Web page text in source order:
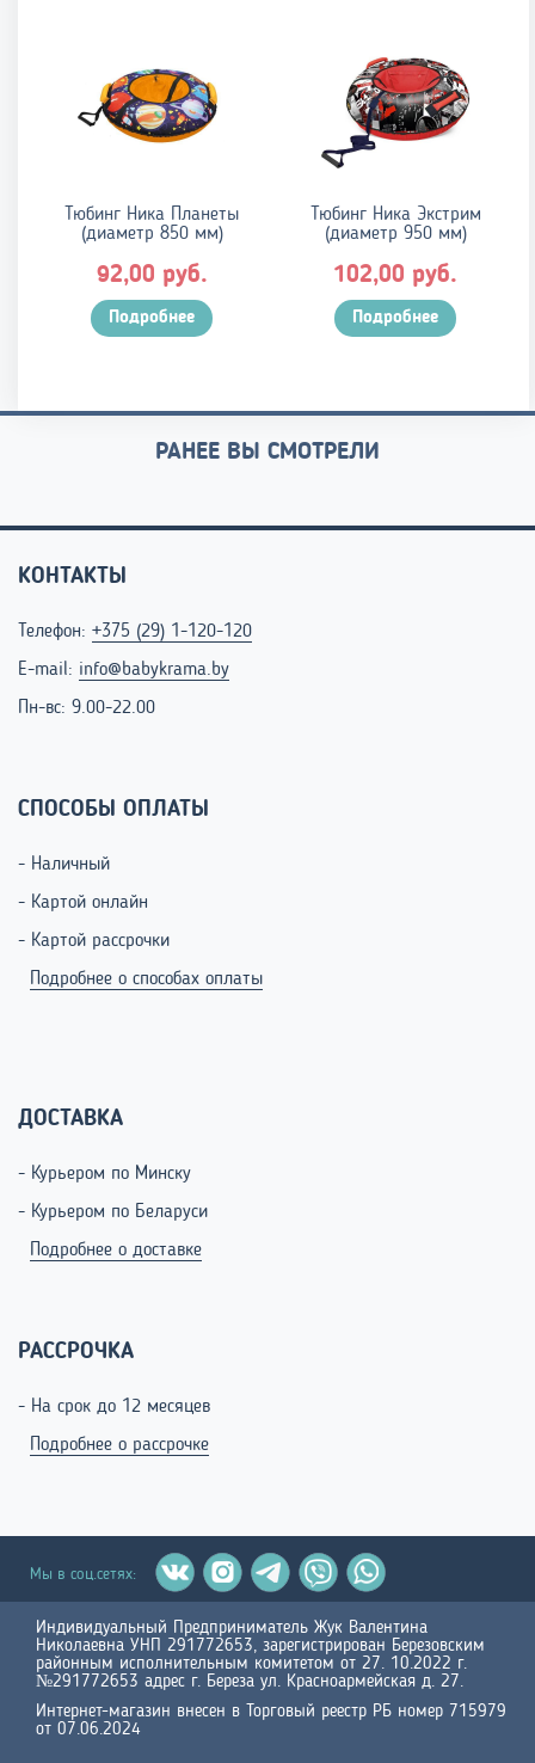
Тюбинг Ника Планеты
(диаметр 850 мм)
92,00 руб.
Подробнее
Тюбинг Ника Экстрим
(диаметр 950 мм)
102,00 руб.
Подробнее
РАНЕЕ ВЫ СМОТРЕЛИ
КОНТАКТЫ
Телефон: +375 (29) 1-120-120
E-mail: info@babykrama.by
Пн-вс: 9.00-22.00
СПОСОБЫ ОПЛАТЫ
- Наличный
- Картой онлайн
- Картой рассрочки
Подробнее о способах оплаты
ДОСТАВКА
- Курьером по Минску
- Курьером по Беларуси
Подробнее о доставке
РАССРОЧКА
- На срок до 12 месяцев
Подробнее о рассрочке
Мы в соц.сетях:
Индивидуальный Предприниматель Жук Валентина
Николаевна УНП 291772653, зарегистрирован Березовским
районным исполнительным комитетом от 27. 10.2022 г.
№291772653 адрес г. Береза ул. Красноармейская д. 27.
Интернет-магазин внесен в Торговый реестр РБ номер 715979
от 07.06.2024